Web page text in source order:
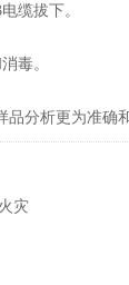
缆拔下。
毒。
分析更为准确和
灾